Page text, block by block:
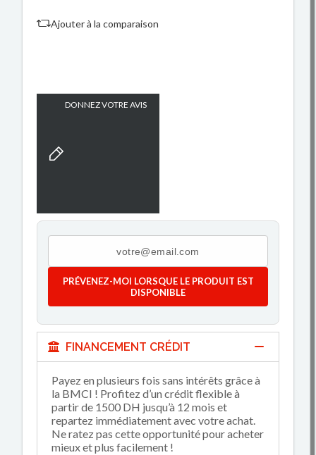
Ajouter à la comparaison
DONNEZ VOTRE AVIS
PRÉVENEZ-MOI LORSQUE LE PRODUIT EST
DISPONIBLE
FINANCEMENT CRÉDIT
Payez en plusieurs fois sans intérêts grâce à
la BMCI ! Profitez d’un crédit flexible à
partir de 1500 DH jusqu’à 12 mois et
repartez immédiatement avec votre achat.
Ne ratez pas cette opportunité pour acheter
mieux et plus facilement !